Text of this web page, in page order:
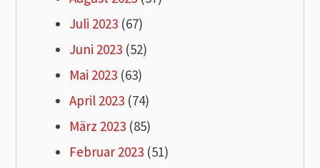
Juli 2023 (67)
Juni 2023 (52)
Mai 2023 (63)
April 2023 (74)
März 2023 (85)
Februar 2023 (51)